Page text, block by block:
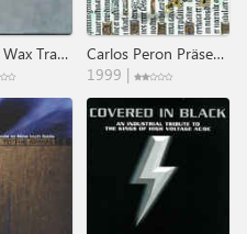
Blackbox - Wax Trax! Records: The First 13 Years.
Carlos Peron Präsentiert Ritter Minne & Romantik
1999 |